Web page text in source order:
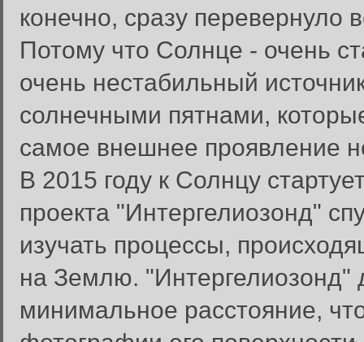
конечно, сразу
Потому что Солнце - очень
очень нестабильный
солнечными пятнами,
самое внешнее проявление
В 2015 году к Солнцу
проекта "Интергелиозонд"
изучать процессы,
на Землю. "Интергелиозонд"
минимальное расстояние,